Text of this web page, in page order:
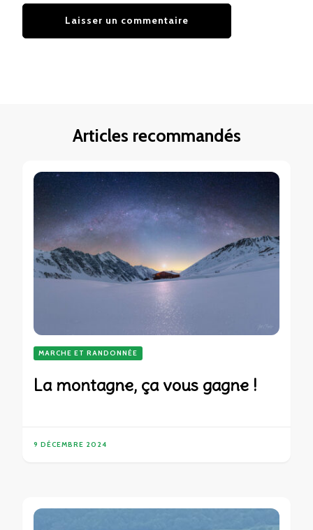
Articles recommandés
MARCHE ET RANDONNÉE
La montagne, ça vous gagne !
9 DÉCEMBRE 2024